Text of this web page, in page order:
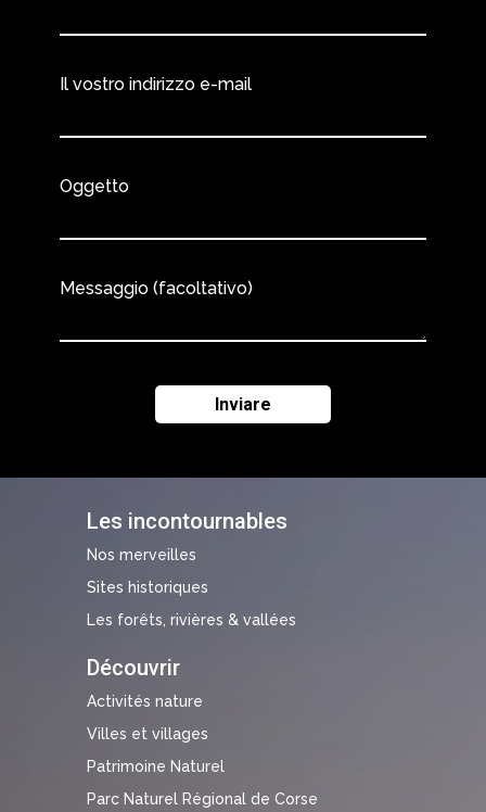
Les incontournables
Nos merveilles
Sites historiques
Les forêts, rivières & vallées
Découvrir
Activités nature
Villes et villages
Patrimoine Naturel
Parc Naturel Régional de Corse
Il vostro indirizzo e-mail
Oggetto
Messaggio (facoltativo)